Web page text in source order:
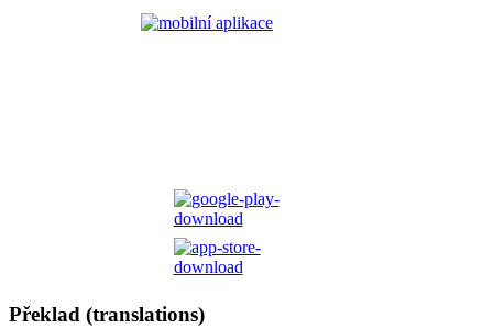
Překlad (translations)